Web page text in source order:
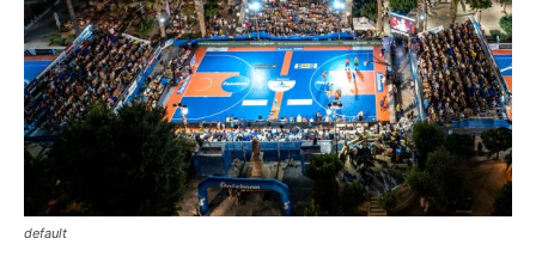
default